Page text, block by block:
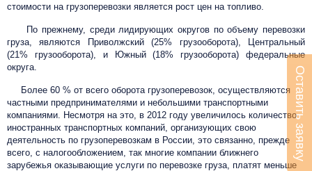
стоимости на грузоперевозки является рост цен на топливо.
По прежнему, среди лидирующих округов по объему перевозки
груза, являются Приволжский (25% грузооборота), Центральный
(21% грузооборота), и Южный (18% грузооборота) федеральные
округа.
Более 60 % от всего оборота грузоперевозок, осуществляются
частными предпринимателями и небольшими транспортными
компаниями. Несмотря на это, в 2012 году увеличилось количество
иностранных транспортных компаний, организующих свою
деятельность по грузоперевозкам в России, это связанно, прежде
всего, с налогообложением, так многие компании ближнего
зарубежья оказывающие услуги по перевозке груза, платят меньше
Оставить заявку